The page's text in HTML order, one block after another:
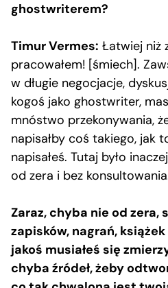
ghostwriterem?
Timur Vermes: Łatwiej niż
pracowałem! [śmiech].
w długie negocjacje,
kogoś jako ghostwriter,
mnóstwo przekonywania,
napisałby coś takiego, jak
napisałeś. Tutaj było
od zera i bez
Zaraz, chyba nie od zera,
zapisków, nagrań,
jakoś musiałeś się
chyba źródeł, żeby